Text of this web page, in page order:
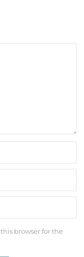
browser for the